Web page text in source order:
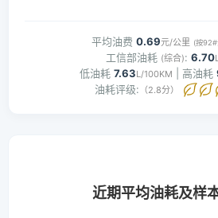
平均油费 0.69元/公里 (按92#
工信部油耗 (综合): 6.70
低油耗 7.63L/100KM | 高油耗
油耗评级: （2.8分）